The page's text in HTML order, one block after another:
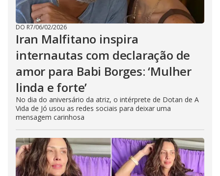
DO R7/06/02/2026
Iran Malfitano inspira
internautas com declaração de
amor para Babi Borges: ‘Mulher
linda e forte’
No dia do aniversário da atriz, o intérprete de Dotan de A
Vida de Jó usou as redes sociais para deixar uma
mensagem carinhosa